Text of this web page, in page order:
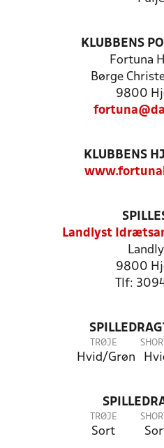
KLUBBENS
Fortuna
Børge
9800
KLUBBENS
Landlyst
9800
Tlf:
TRØJE
Hvid/Grøn
TRØJE
Sort